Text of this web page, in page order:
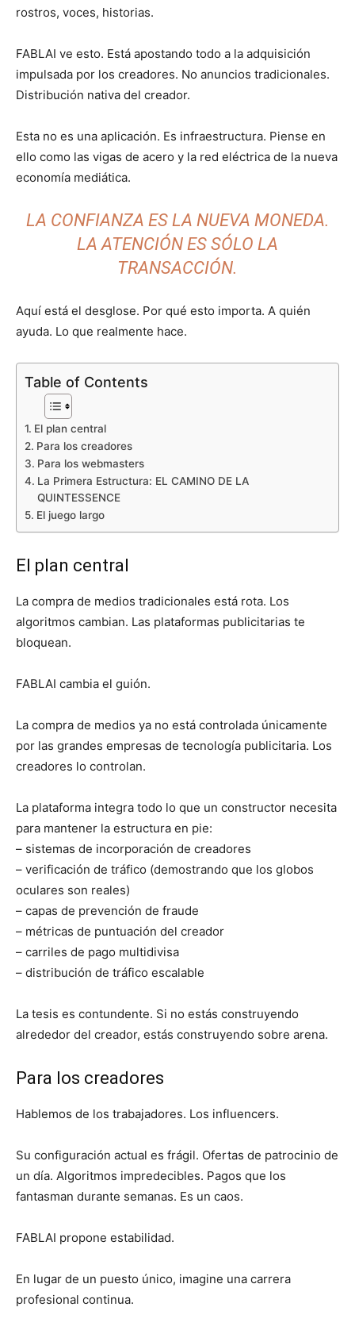
rostros, voces, historias.
FABLAI ve esto. Está apostando todo a la adquisición
impulsada por los creadores. No anuncios tradicionales.
Distribución nativa del creador.
Esta no es una aplicación. Es infraestructura. Piense en
ello como las vigas de acero y la red eléctrica de la nueva
economía mediática.
LA CONFIANZA ES LA NUEVA MONEDA.
LA ATENCIÓN ES SÓLO LA
TRANSACCIÓN.
Aquí está el desglose. Por qué esto importa. A quién
ayuda. Lo que realmente hace.
Table of Contents
El plan central
Para los creadores
Para los webmasters
La Primera Estructura: EL CAMINO DE LA
QUINTESSENCE
El juego largo
El plan central
La compra de medios tradicionales está rota. Los
algoritmos cambian. Las plataformas publicitarias te
bloquean.
FABLAI cambia el guión.
La compra de medios ya no está controlada únicamente
por las grandes empresas de tecnología publicitaria. Los
creadores lo controlan.
La plataforma integra todo lo que un constructor necesita
para mantener la estructura en pie:
– sistemas de incorporación de creadores
– verificación de tráfico (demostrando que los globos
oculares son reales)
– capas de prevención de fraude
– métricas de puntuación del creador
– carriles de pago multidivisa
– distribución de tráfico escalable
La tesis es contundente. Si no estás construyendo
alrededor del creador, estás construyendo sobre arena.
Para los creadores
Hablemos de los trabajadores. Los influencers.
Su configuración actual es frágil. Ofertas de patrocinio de
un día. Algoritmos impredecibles. Pagos que los
fantasman durante semanas. Es un caos.
FABLAI propone estabilidad.
En lugar de un puesto único, imagine una carrera
profesional continua.